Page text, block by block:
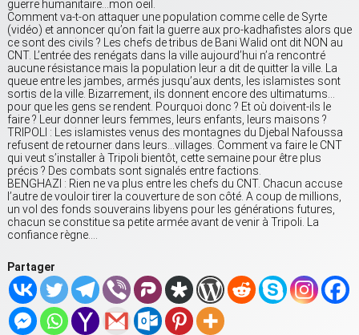
guerre humanitaire…mon oeil.
Comment va-t-on attaquer une population comme celle de Syrte
(vidéo) et annoncer qu’on fait la guerre aux pro-kadhafistes alors que
ce sont des civils ? Les chefs de tribus de Bani Walid ont dit NON au
CNT. L’entrée des renégats dans la ville aujourd’hui n’a rencontré
aucune résistance mais la population leur a dit de quitter la ville. La
queue entre les jambes, armés jusqu’aux dents, les islamistes sont
sortis de la ville. Bizarrement, ils donnent encore des ultimatums…
pour que les gens se rendent. Pourquoi donc ? Et où doivent-ils le
faire ? Leur donner leurs femmes, leurs enfants, leurs maisons ?
TRIPOLI : Les islamistes venus des montagnes du Djebal Nafoussa
refusent de retourner dans leurs…villages. Comment va faire le CNT
qui veut s’installer à Tripoli bientôt, cette semaine pour être plus
précis ? Des combats sont signalés entre factions.
BENGHAZI : Rien ne va plus entre les chefs du CNT. Chacun accuse
l’autre de vouloir tirer la couverture de son côté. A coup de millions,
un vol des fonds souverains libyens pour les générations futures,
chacun se constitue sa petite armée avant de venir à Tripoli. La
confiance règne….
Partager